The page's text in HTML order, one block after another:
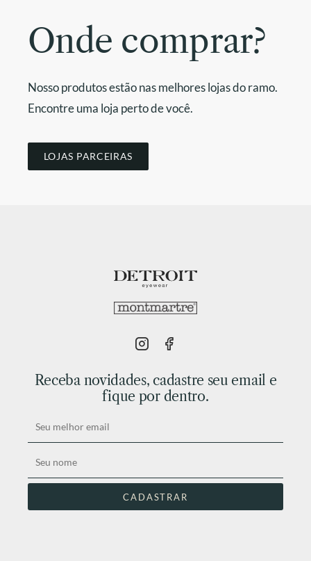
Onde comprar?
Nosso produtos estão nas melhores lojas do ramo.
Encontre uma loja perto de você.
LOJAS PARCEIRAS
Receba novidades, cadastre seu email e
fique por dentro.